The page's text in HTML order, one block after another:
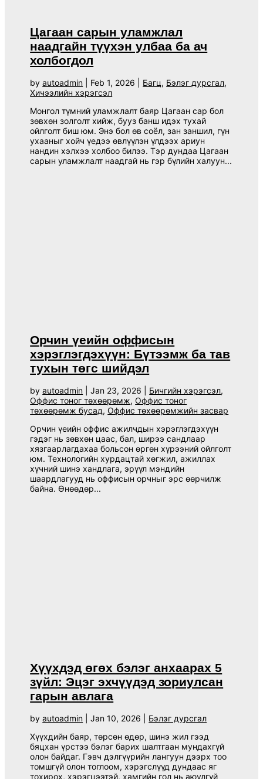
Цагаан сарын уламжлал
наадгайн түүхэн улбаа ба ач
холбогдол
byautoadmin Feb 1, 2026 Багц, Бэлэг дурсгал,
Хичээлийн хэрэгсэл
Монгол түмний уламжлалт баяр Цагаан сар бол
зөвхөн золголт хийж, бууз банш идэх тухай
ойлголт биш юм. Энэ бол өв соёл, зан заншил, гүн
ухааныг хойч үедээ өвлүүлэн үлдээх ариун
нандин хэлхээ холбоо билээ. Тэр дундаа Цагаан
сарын уламжлалт наадгай нь гэр бүлийн халуун...
Орчин үеийн оффисын
хэрэглэгдэхүүн: Бүтээмж ба тав
тухын төгс шийдэл
byautoadmin |Jan 23, 2026 Бичгийн хэрэгсэл,
Оффис тоног төхөөрөмж,Оффис тоног
төхөөрөмж бусад,Оффис төхөөрөмжийн засвар
Орчин үеийн оффис ажилчдын хэрэглэгдэхүүн
гэдэг нь зөвхөн цаас, бал, ширээ сандлаар
хязгаарлагдахаа больсон өргөн хүрээний ойлголт
юм. Технологийн хурдацтай хөгжил, ажиллах
хүчний шинэ хандлага, эрүүл мэндийн
шаардлагууд нь оффисын орчныг эрс өөрчилж
байна. Өнөөдөр...
Хүүхдэд өгөх бэлэг анхаарах 5
зүйл: Эцэг эхчүүдэд зориулсан
гарын авлага
byautoadmin |Jan 10, 2026
Бэлэг дурсгал
Хүүхдийн баяр, төрсөн өдөр, шинэ жил гээд
бяцхан үрстээ бэлэг барих шалтгаан мундахгүй
олон байдаг. Гэвч дэлгүүрийн лангуун дээрх тоо
томшгүй олон тоглоом, хэрэгслүүд дундаас яг
тохирох, хэрэгцээтэй, хамгийн гол нь аюулгүй